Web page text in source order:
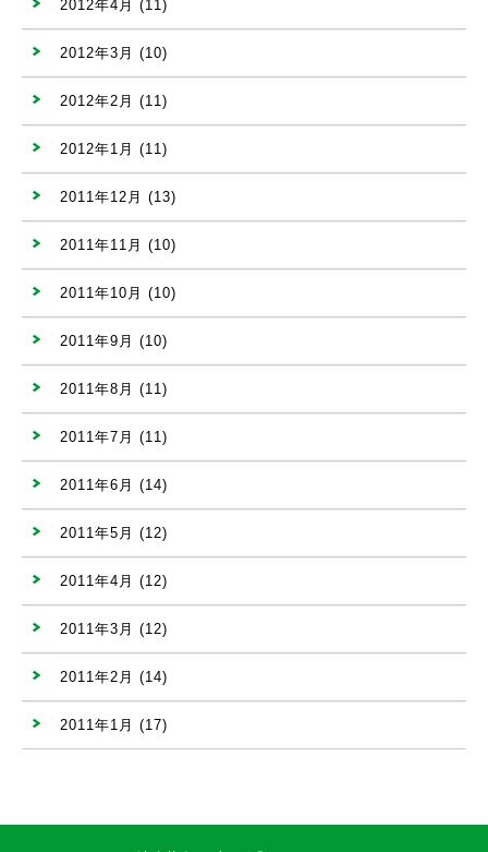
2012年4月 (11)
2012年3月 (10)
2012年2月 (11)
2012年1月 (11)
2011年12月 (13)
2011年11月 (10)
2011年10月 (10)
2011年9月 (10)
2011年8月 (11)
2011年7月 (11)
2011年6月 (14)
2011年5月 (12)
2011年4月 (12)
2011年3月 (12)
2011年2月 (14)
2011年1月 (17)